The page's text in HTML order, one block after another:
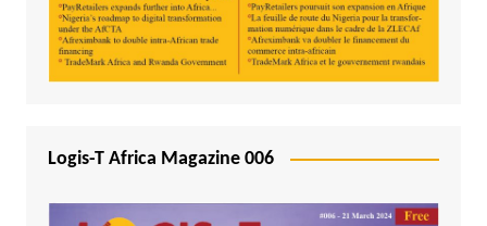
Logis-T Africa Magazine 006